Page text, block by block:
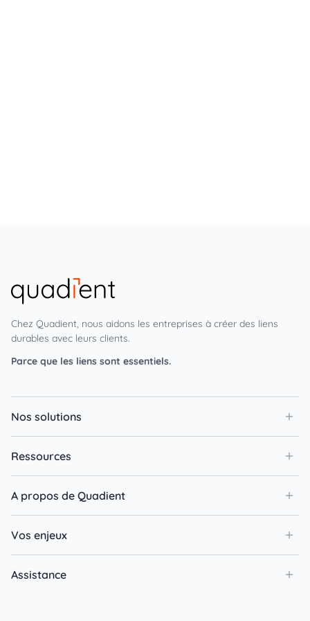
Chez Quadient, nous aidons les entreprises à créer des liens
durables avec leurs clients.
Parce que les liens sont essentiels.
Nos solutions
Ressources
A propos de Quadient
Vos enjeux
Assistance